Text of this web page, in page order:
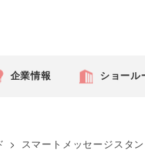
企業情報 ショール
> スマートメッセージスタ